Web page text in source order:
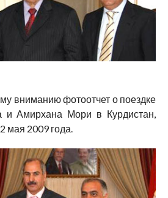
вниманию фотоотчет о поездке
и Амирхана Мори в Курдистан,
мая 2009 года.